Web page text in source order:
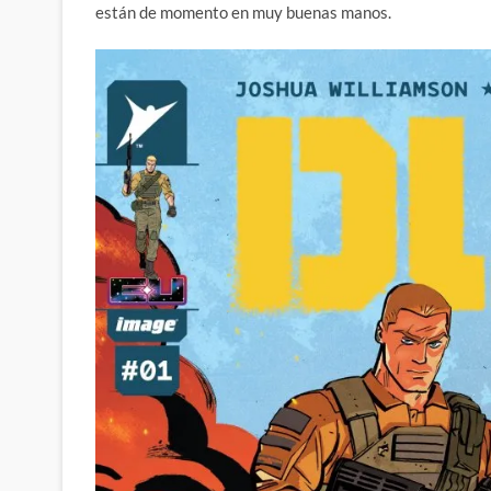
están de momento en muy buenas manos.